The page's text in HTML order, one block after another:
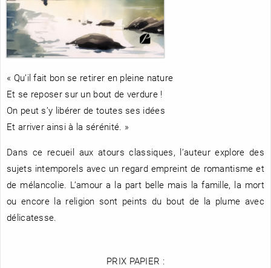
RENCONTRE AVEC…
REVUE DE PRESSE
« Qu’il fait bon se retirer en pleine nature
Et se reposer sur un bout de verdure !
On peut s’y libérer de toutes ses idées
Et arriver ainsi à la sérénité. »
Dans ce recueil aux atours classiques, l’auteur explore des
sujets intemporels avec un regard empreint de romantisme et
de mélancolie. L’amour a la part belle mais la famille, la mort
ou encore la religion sont peints du bout de la plume avec
délicatesse.
PRIX PAPIER :